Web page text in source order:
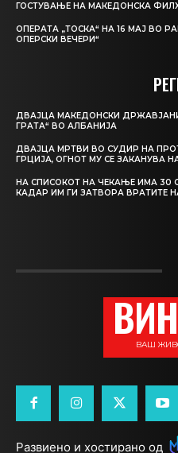
ГОСТУВАЊЕ НА МАКЕДОНСКА
ОПЕРАТА „ТОСКА“ НА 16 МАЈ ВО
ОПЕРСКИ ВЕЧЕРИ“
ДВАЈЦА МАКЕДОНСКИ
ГРАТА“ ВО АЛБАНИЈА
ДВАЈЦА МРТВИ ВО СУДИР НА
ГРЦИЈА, ОГНОТ МУ СЕ ЗАКАНУВА
НА СПИСОКОТ НА ЧЕКАЊЕ ИМА 30
КАДАР ИМ ГИ ЗАТВОРА ВРАТИТЕ
ВАШ
Развиено и хостирано од